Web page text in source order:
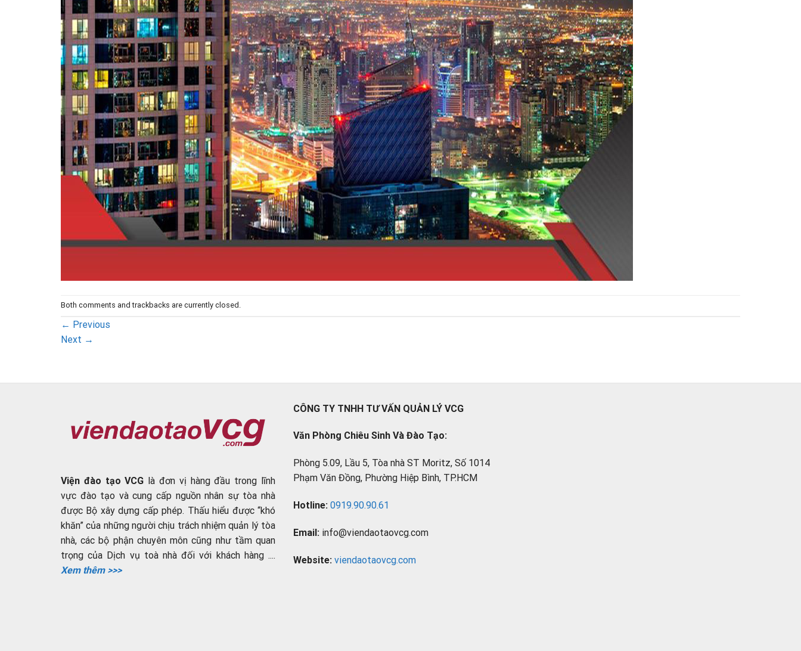
Both comments and trackbacks are currently closed.
← Previous
Next →
Viện đào tạo VCG là đơn vị hàng đầu trong lĩnh
vực đào tạo và cung cấp nguồn nhân sự tòa nhà
được Bộ xây dựng cấp phép. Thấu hiểu được “khó
khăn” của những người chịu trách nhiệm quản lý tòa
nhà, các bộ phận chuyên môn cũng như tầm quan
trọng của Dịch vụ toà nhà đối với khách hàng ....
Xem thêm >>>
CÔNG TY TNHH TƯ VẤN QUẢN LÝ VCG
Văn Phòng Chiêu Sinh Và Đào Tạo:
Phòng 5.09, Lầu 5, Tòa nhà ST Moritz, Số 1014
Phạm Văn Đồng, Phường Hiệp Bình, TP.HCM
Hotline: 0919.90.90.61
Email: info@viendaotaovcg.com
Website: viendaotaovcg.com